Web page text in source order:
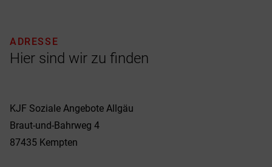
Hier sind wir zu finden
ADRESSE
KJF Soziale Angebote Allgäu
Braut-und-Bahrweg 4
87435 Kempten